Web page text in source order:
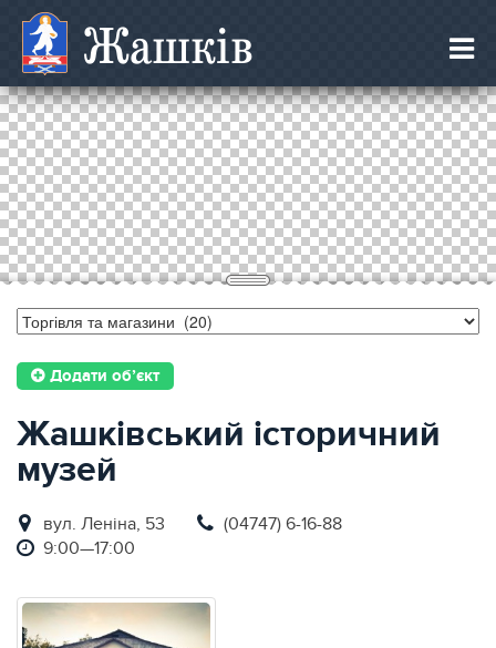
Жашків
Додати об’єкт
Жашківський історичний
музей
вул. Леніна, 53
(04747) 6-16-88
9:00—17:00